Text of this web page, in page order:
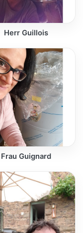
Herr Guillois
Frau Guignard